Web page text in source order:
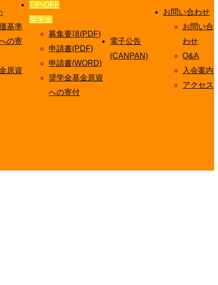
基準
の寄
原資
TIP-OFF
奨学金
募集要項(PDF)
申請書(PDF)
申請書(WORD)
奨学金基金原資
への寄付
電子公告
(CANPAN)
お問い合わせ
お問い合
わせ
Q&A
入会案内
アクセス